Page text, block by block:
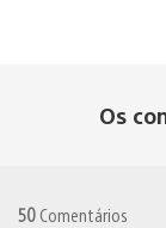
Os
50 Comentários